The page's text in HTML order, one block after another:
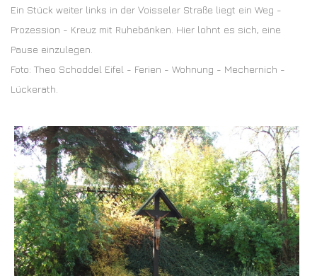
Ein Stück weiter links in der Voisseler Straße liegt ein Weg -
Prozession - Kreuz mit Ruhebänken. Hier lohnt es sich, eine
Pause einzulegen.
Foto: Theo Schoddel Eifel - Ferien - Wohnung - Mechernich -
Lückerath.